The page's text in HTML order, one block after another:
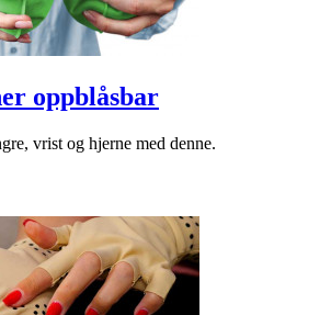
oppblåsbar
vrist og hjerne med denne.